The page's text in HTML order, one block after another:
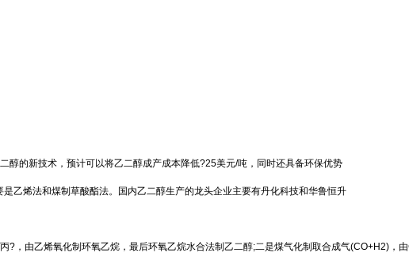
的新技术，预计可以将乙二醇成产成本降低?25美元/吨，同时还具备环保优势
烯法和煤制草酸酯法。国内乙二醇生产的龙头企业主要有丹化科技和华鲁恒升
由乙烯氧化制环氧乙烷，最后环氧乙烷水合法制乙二醇;二是煤气化制取合成气(CO+H2)，